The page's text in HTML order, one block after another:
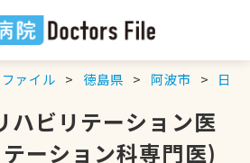
ァイル 徳島県 阿波市 日
ハビリテーション医
ーション科専門医)